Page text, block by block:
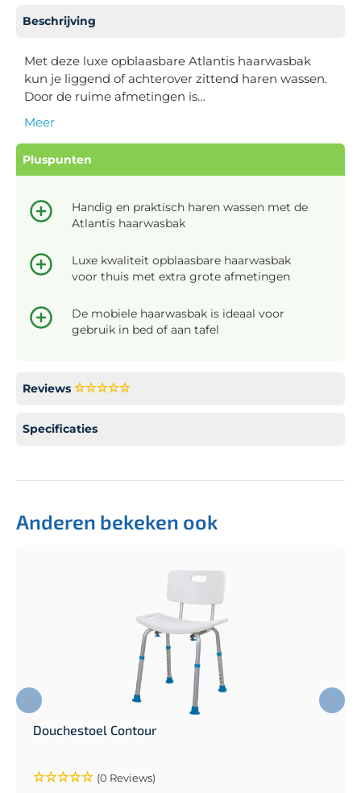
Beschrijving
Met deze luxe opblaasbare Atlantis haarwasbak
kun je liggend of achterover zittend haren wassen.
Door de ruime afmetingen is…
Meer
Pluspunten
Handig en praktisch haren wassen met de
Atlantis haarwasbak
Luxe kwaliteit opblaasbare haarwasbak
voor thuis met extra grote afmetingen
De mobiele haarwasbak is ideaal voor
gebruik in bed of aan tafel
Reviews
Specificaties
Anderen bekeken ook
Douchestoel Contour
(0 Reviews)